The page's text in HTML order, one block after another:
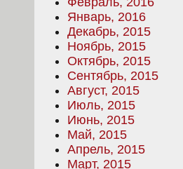
Январь, 2016
Декабрь, 2015
Ноябрь, 2015
Октябрь, 2015
Сентябрь, 2015
Август, 2015
Июль, 2015
Июнь, 2015
Май, 2015
Апрель, 2015
Март, 2015